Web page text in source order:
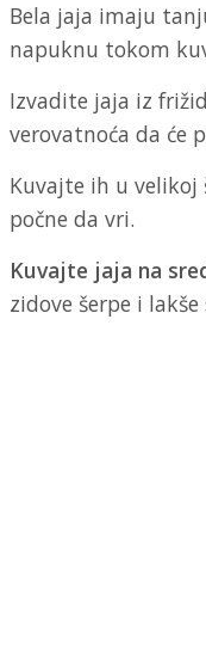
Bela jaja imaju
napuknu tokom
Izvadite jaja iz
verovatnoća da će
Kuvajte ih u velikoj
počne da vri.
Kuvajte jaja na
zidove šerpe i